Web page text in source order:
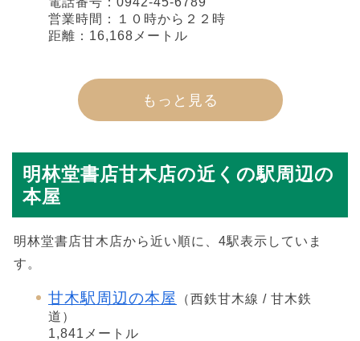
営業時間：１０時から２２時
距離：16,168メートル
もっと見る
明林堂書店甘木店の近くの駅周辺の
本屋
明林堂書店甘木店から近い順に、4駅表示していま
す。
甘木駅周辺の本屋
（西鉄甘木線 / 甘木鉄
道）
1,841メートル